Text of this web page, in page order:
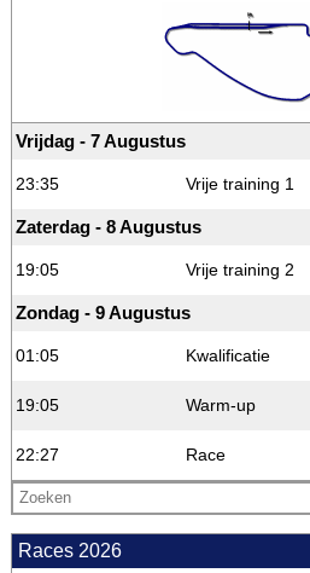
Vrijdag - 7 Augustus
23:35 Vrije training 1
Zaterdag - 8 Augustus
19:05 Vrije training 2
Zondag - 9 Augustus
01:05 Kwalificatie
19:05 Warm-up
22:27 Race
Races 2026